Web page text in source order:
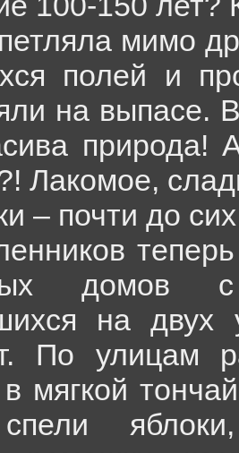
мимо
полей и
на выпасе.
природа!
Лакомое,
– почти до
домов
на двух
По улицам
в мягкой